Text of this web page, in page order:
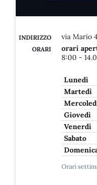
INDIRIZZO via Mario
ORARI
orari
8:00 -
Orari
Lunedì
Martedì
Giovedì
Venerdì
Sabato